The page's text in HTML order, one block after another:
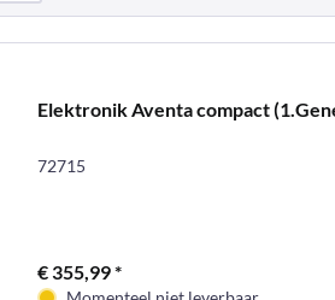
Elektronik Aventa compact
72715
€ 355,99 *